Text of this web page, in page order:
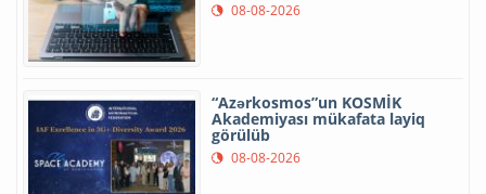
08-08-2026
“Azərkosmos”un KOSMİK
Akademiyası mükafata layiq
görülüb
08-08-2026